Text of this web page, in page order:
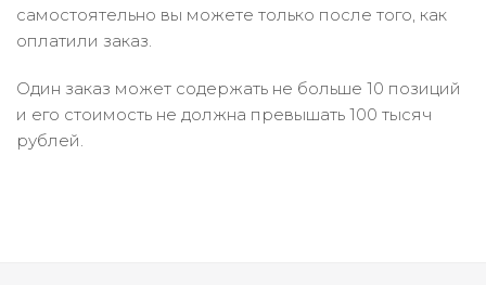
самостоятельно вы можете только после того, как
оплатили заказ.
Один заказ может содержать не больше 10 позиций
и его стоимость не должна превышать 100 тысяч
рублей.